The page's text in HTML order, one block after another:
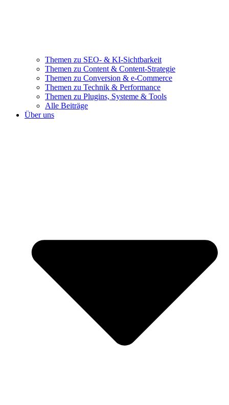
Themen zu SEO- & KI-Sichtbarkeit
Themen zu Content & Content-Strategie
Themen zu Conversion & e-Commerce
Themen zu Technik & Performance
Themen zu Plugins, Systeme & Tools
Alle Beiträge
Über uns